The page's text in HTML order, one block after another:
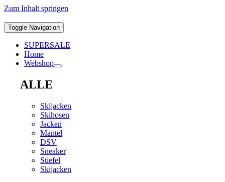
Zum Inhalt springen
Toggle Navigation
SUPERSALE
Home
Webshop
ALLE
Skijacken
Skihosen
Jacken
Mantel
DSV
Sneaker
Stiefel
Skijacken